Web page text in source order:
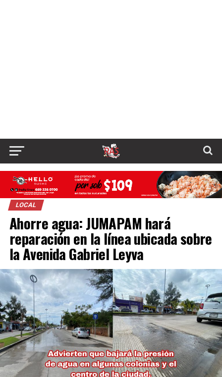
LOCAL
Ahorre agua: JUMAPAM hará
reparación en la línea ubicada sobre
la Avenida Gabriel Leyva